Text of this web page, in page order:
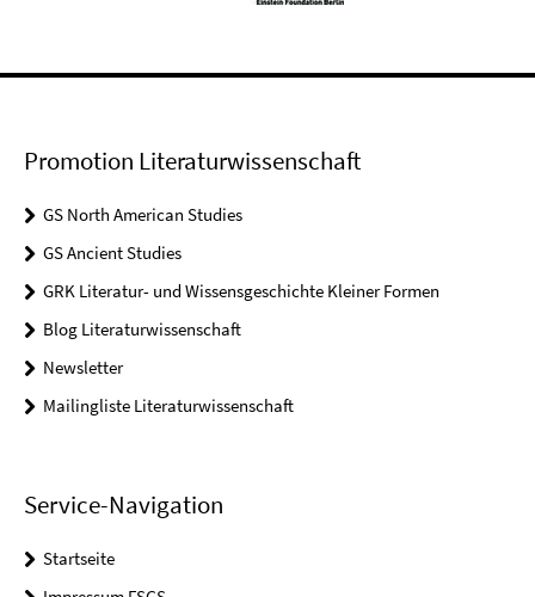
Promotion Literaturwissenschaft
GS North American Studies
GS Ancient Studies
GRK Literatur- und Wissensgeschichte Kleiner Formen
Blog Literaturwissenschaft
Newsletter
Mailingliste Literaturwissenschaft
Service-Navigation
Startseite